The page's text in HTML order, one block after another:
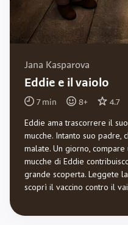
Jana Kasparova
Eddie e il vaiolo
7min 8+ 4.7
Eddie ama trascorrere il
mucche. Intanto suo padre,
malate. Un giorno,
mucche di Eddie
grande scoperta. Leggete
scoprì il vaccino contro il